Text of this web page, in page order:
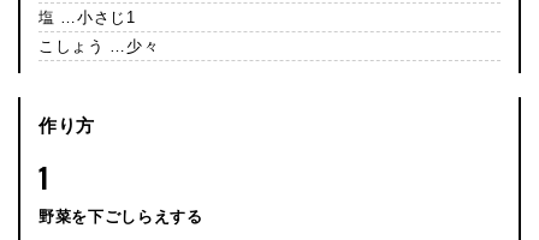
塩 …小さじ1
こしょう …少々
作り方
1
野菜を下ごしらえする